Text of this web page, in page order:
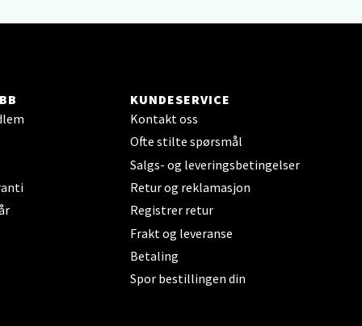
KUNDESERVICE
Kontakt oss
Ofte stilte spørsmål
Salgs- og leveringsbetingelser
Retur og reklamasjon
Registrer retur
Frakt og leveranse
Betaling
Spor bestillingen din